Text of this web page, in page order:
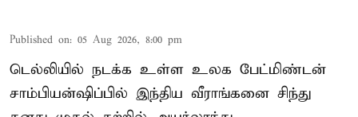
Published on: 05 Aug 2026, 8:00 pm
டெல்லியில் நடக்க உள்ள உலக பேட்மிண்டன்
சாம்பியன்ஷிப்பில் இந்திய வீராங்கனை சிந்து